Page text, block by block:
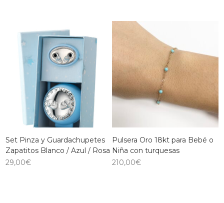
Set Pinza y Guardachupetes
Zapatitos Blanco / Azul / Rosa
29,00€
Pulsera Oro 18kt para Bebé o
Niña con turquesas
210,00€